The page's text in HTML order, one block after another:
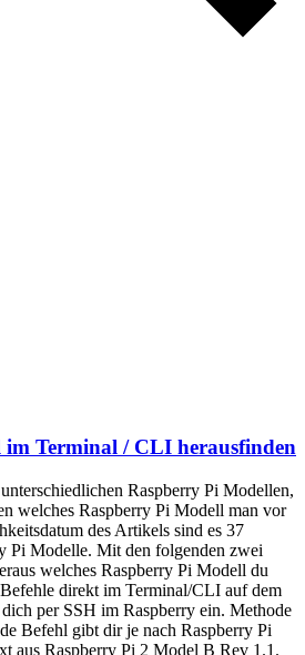
Terminal / CLI herausfinden
Raspberry Pi Modellen,
welches Raspberry Pi Modell man vor
des Artikels sind es 37
Pi Modelle. Mit den folgenden zwei
welches Raspberry Pi Modell du
direkt im Terminal/CLI auf dem
per SSH im Raspberry ein. Methode
Befehl gibt dir je nach Raspberry Pi
aus Raspberry Pi 2 Model B Rev 1.1.